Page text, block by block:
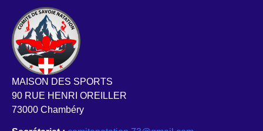
MAISON DES SPORTS
90 RUE HENRI OREILLER
73000 Chambéry